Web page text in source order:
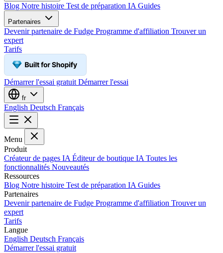
Blog Notre histoire Test de préparation IA Guides
Partenaires
Devenir partenaire de Fudge Programme d'affiliation Trouver un
expert
Tarifs
Démarrer l'essai gratuit Démarrer l'essai
fr
English Deutsch Français
Menu
Produit
Créateur de pages IA Éditeur de boutique IA Toutes les
fonctionnalités Nouveautés
Ressources
Blog Notre histoire Test de préparation IA Guides
Partenaires
Devenir partenaire de Fudge Programme d'affiliation Trouver un
expert
Tarifs
Langue
English Deutsch Français
Démarrer l'essai gratuit